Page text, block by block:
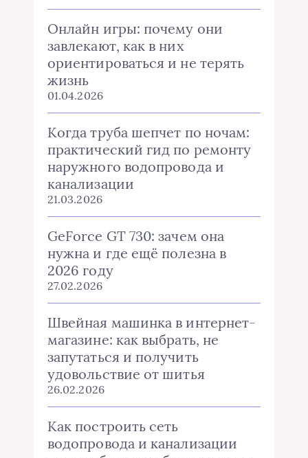
Онлайн игры: почему они
завлекают, как в них
ориентироваться и не терять
жизнь
01.04.2026
Когда труба шепчет по ночам:
практический гид по ремонту
наружного водопровода и
канализации
21.03.2026
GeForce GT 730: зачем она
нужна и где ещё полезна в
2026 году
27.02.2026
Швейная машинка в интернет-
магазине: как выбрать, не
запутаться и получить
удовольствие от шитья
26.02.2026
Как построить сеть
водопровода и канализации